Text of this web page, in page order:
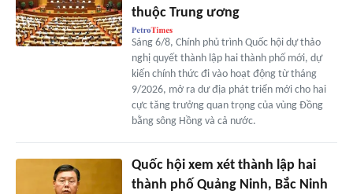
thuộc Trung ương
Sáng 6/8, Chính phủ trình Quốc hội dự thảo
nghị quyết thành lập hai thành phố mới, dự
kiến chính thức đi vào hoạt động từ tháng
9/2026, mở ra dư địa phát triển mới cho hai
cực tăng trưởng quan trọng của vùng Đồng
bằng sông Hồng và cả nước.
Quốc hội xem xét thành lập hai
thành phố Quảng Ninh, Bắc Ninh